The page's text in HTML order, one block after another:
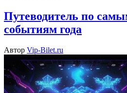
Путеводитель по
событиям года
Автор Vip-Bilet.ru